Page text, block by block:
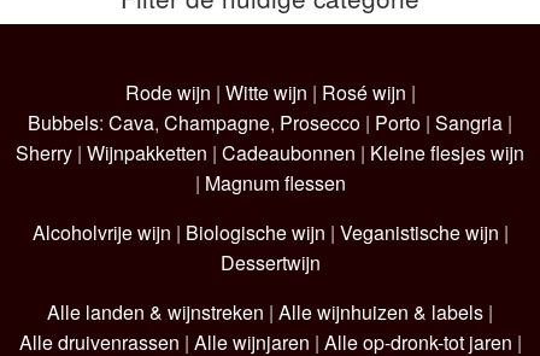
Rode wijn | Witte wijn | Rosé wijn |
Bubbels: Cava, Champagne, Prosecco | Porto | Sangria |
Sherry | Wijnpakketten | Cadeaubonnen | Kleine flesjes wijn
| Magnum flessen
Alcoholvrije wijn | Biologische wijn | Veganistische wijn |
Dessertwijn
Alle landen & wijnstreken | Alle wijnhuizen & labels |
Alle druivenrassen | Alle wijnjaren | Alle op-dronk-tot jaren |